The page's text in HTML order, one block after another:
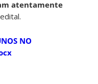
atentamente
NO